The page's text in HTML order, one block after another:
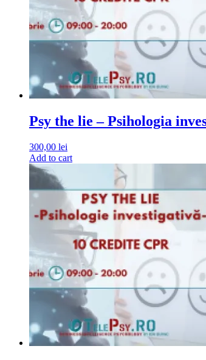
Psy the lie – Psihologia
300,00 lei
Add to cart